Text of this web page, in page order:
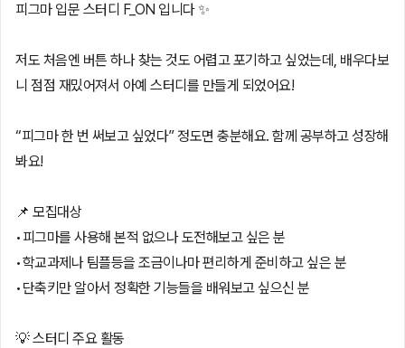
피그마 입문 스터디 F_ON 입니다 ✨
저도 처음엔 버튼 하나 찾는 것도 어렵고 포기하고 싶었는데, 배우다보
니 점점 재밌어져서 아예 스터디를 만들게 되었어요!
“피그마 한 번 써보고 싶었다” 정도면 충분해요. 함께 공부하고 성장해
봐요!
📌 모집대상
•피그마를 사용해 본적 없으나 도전해보고 싶은 분
•학교과제나 팀플등을 조금이나마 편리하게 준비하고 싶은 분
•단축키만 알아서 정확한 기능들을 배워보고 싶으신 분
💡 스터디 주요 활동